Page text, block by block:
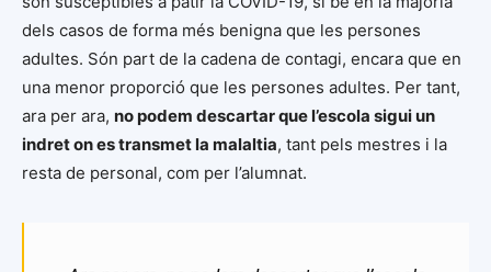
dels casos de forma més benigna que les persones
adultes. Són part de la cadena de contagi, encara que en
una menor proporció que les persones adultes. Per tant,
ara per ara, no podem descartar que l’escola sigui un
indret on es transmet la malaltia, tant pels mestres i la
resta de personal, com per l’alumnat.